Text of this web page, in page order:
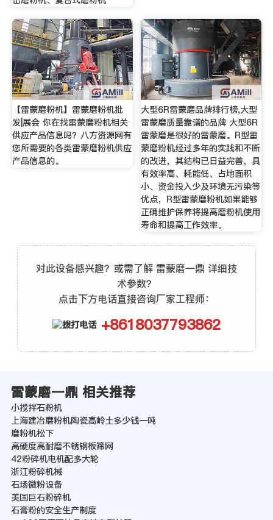
【雷蒙磨粉机】雷蒙磨粉机批
发|展会 你在找雷蒙磨粉机相关
供应产品信息吗？八方资源网有
您所需要的各类雷蒙磨粉机供应
产品信息的。
大型6R雷蒙磨品牌排行榜,大型
雷蒙磨质量靠谱的品牌 大型6R
雷蒙磨是很好的雷蒙磨。R型雷
蒙磨粉机经过多年的实践和不断
的改进，其结构已日益完善，具
有效率高、耗能低、占地面积
小、资金投入少及环境无污染等
优点，R型雷蒙磨粉机如果能够
正确维护保养将提高磨粉机使用
寿命和提高工作效率。
对此设备感兴趣？或需了解 雷蒙磨一鼎 详细技
术参数？
点击下方电话直接咨询厂家工程师：
+8618037793862
雷蒙磨一鼎 相关推荐
小搅拌石粉机
上海建冶磨粉机陶瓷高岭土多少钱一吨
磨粉机松下
高硬度高耐磨不锈钢板筛网
42粉碎机电机配多大轮
浙江粉碎机械
石场微粉设备
美国巨石粉碎机
石膏粉的安全生产制度